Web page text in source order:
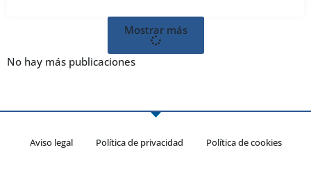
Mostrar más
No hay más publicaciones
Aviso legal Política de privacidad Política de cookies